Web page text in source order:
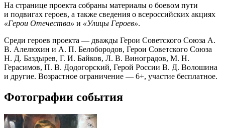
На странице проекта собраны материалы о боевом пути
и подвигах героев, а также сведения о всероссийских акциях
«Герои Отечества» и «Улицы Героев».
Среди героев проекта — дважды Герои Советского Союза А.
В. Алелюхин и А. П. Белобородов, Герои Советского Союза
Н. Д. Баздырев, Г. И. Байков, Л. В. Виноградов, М. Н.
Герасимов, П. В. Додогорский, Герой России В. Д. Волошина
и другие. Возрастное ограничение — 6+, участие бесплатное.
Фотографии события